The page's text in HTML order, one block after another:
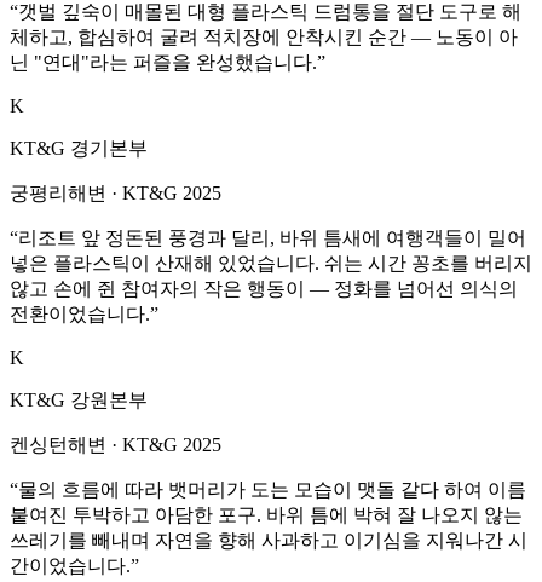
“갯벌 깊숙이 매몰된 대형 플라스틱 드럼통을 절단 도구로 해
체하고, 합심하여 굴려 적치장에 안착시킨 순간 — 노동이 아
닌 "연대"라는 퍼즐을 완성했습니다.”
K
KT&G 경기본부
궁평리해변 · KT&G 2025
“리조트 앞 정돈된 풍경과 달리, 바위 틈새에 여행객들이 밀어
넣은 플라스틱이 산재해 있었습니다. 쉬는 시간 꽁초를 버리지
않고 손에 쥔 참여자의 작은 행동이 — 정화를 넘어선 의식의
전환이었습니다.”
K
KT&G 강원본부
켄싱턴해변 · KT&G 2025
“물의 흐름에 따라 뱃머리가 도는 모습이 맷돌 같다 하여 이름
붙여진 투박하고 아담한 포구. 바위 틈에 박혀 잘 나오지 않는
쓰레기를 빼내며 자연을 향해 사과하고 이기심을 지워나간 시
간이었습니다.”